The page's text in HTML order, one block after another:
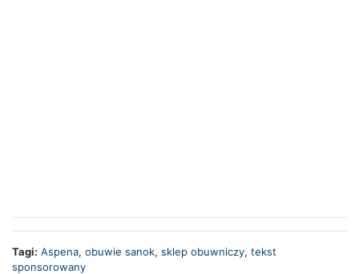
Tagi: Aspena, obuwie sanok, sklep obuwniczy, tekst
sponsorowany